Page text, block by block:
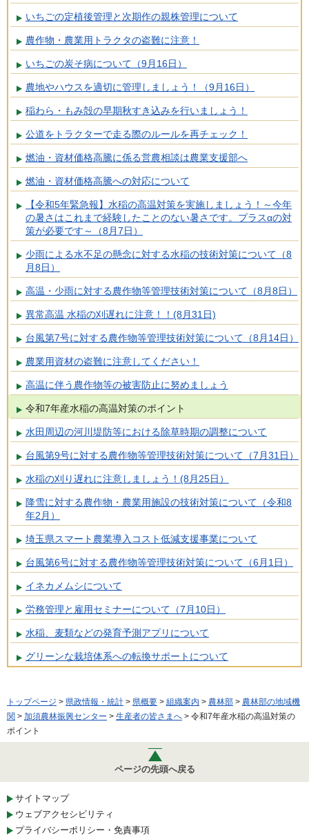
いちごの定植後管理と次期作の親株管理について
農作物・農業用トラクタの盗難に注意！
いちごの炭そ病について（9月16日）
農地やハウスを適切に管理しましょう！（9月16日）
稲わら・もみ殻の早期秋すき込みを行いましょう！
公道をトラクターで走る際のルールを再チェック！
燃油・資材価格高騰に係る営農相談は農業支援部へ
燃油・資材価格高騰への対応について
【令和5年緊急報】水稲の高温対策を実施しましょう！～今年
の暑さはこれまで経験したことのない暑さです。プラスαの対
策が必要です～（8月7日）
少雨による水不足の懸念に対する水稲の技術対策について（8
月8日）
高温・少雨に対する農作物等管理技術対策について（8月8日）
異常高温 水稲の刈遅れに注意！！(8月31日)
台風第7号に対する農作物等管理技術対策について（8月14日）
農業用資材の盗難に注意してください！
高温に伴う農作物等の被害防止に努めましょう
令和7年産水稲の高温対策のポイント
水田周辺の河川堤防等における除草時期の調整について
台風第9号に対する農作物等管理技術対策について（7月31日）
水稲の刈り遅れに注意しましょう！(8月25日）
降雪に対する農作物・農業用施設の技術対策について（令和8
年2月）
埼玉県スマート農業導入コスト低減支援事業について
台風第6号に対する農作物等管理技術対策について（6月1日）
イネカメムシについて
労務管理と雇用セミナーについて（7月10日）
水稲、麦類などの発育予測アプリについて
グリーンな栽培体系への転換サポートについて
トップページ > 県政情報・統計 > 県概要 > 組織案内 > 農林部 > 農林部の地域機
関 > 加須農林振興センター > 生産者の皆さまへ > 令和7年産水稲の高温対策の
ポイント
ページの先頭へ戻る
サイトマップ
ウェブアクセシビリティ
プライバシーポリシー・免責事項